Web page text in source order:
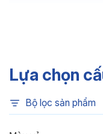
Chỉ số hoàn
Quang thông:
Lựa chọn
Bộ lọc sản phẩm